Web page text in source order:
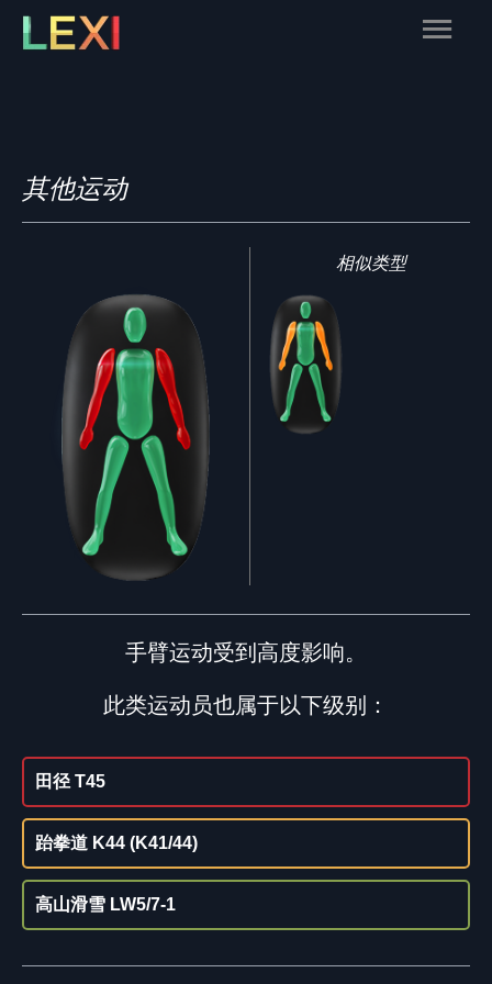
Skip
Main
其他运动
相似类型
手臂运动受到高度影响。
此类运动员也属于以下级别：
田径 T45
跆拳道 K44 (K41/44)
高山滑雪 LW5/7-1